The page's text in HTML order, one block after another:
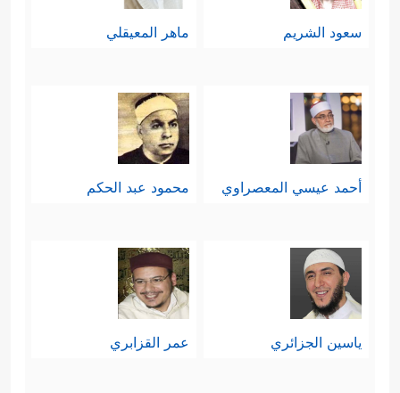
سعود الشريم ماهر المعيقلي
أحمد عيسي المعصراوي محمود عبد الحكم
ياسين الجزائري عمر القزابري